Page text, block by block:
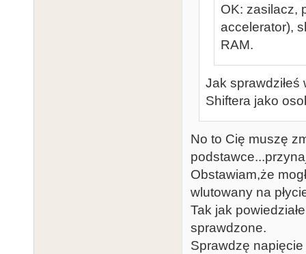
OK: zasilacz,
accelerator),
RAM.
Jak sprawdziłeś
Shiftera jako
No to Cię muszę
Obstawiam,że
wlutowany na
Tak jak
sprawdzone.
Sprawdzę napięcie